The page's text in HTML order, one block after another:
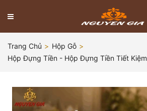
Trang Chủ
Hộp Gỗ
Hộp Đựng Tiền - Hộp Đựng Tiền Tiết Kiệm